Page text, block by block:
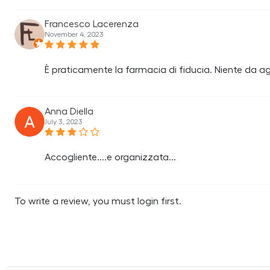
Francesco Lacerenza
November 4, 2023
È praticamente la farmacia di fiducia. Niente da
Anna Diella
July 3, 2023
Accogliente....e organizzata...
To write a review, you must login first.